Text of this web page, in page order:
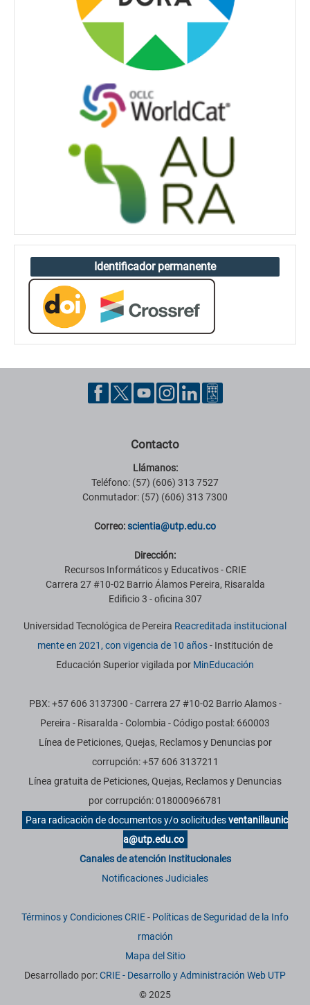
Identificador permanente
Contacto
Llámanos:
Teléfono: (57) (606) 313 7527
Conmutador: (57) (606) 313 7300
Correo:scientia@utp.edu.co
Dirección:
Recursos Informáticos y Educativos - CRIE
Carrera 27 #10-02 Barrio Álamos Pereira, Risaralda
Edificio 3 - oficina 307
Universidad Tecnológica de Pereira Reacreditada institucional
mente en 2021, con vigencia de 10 años- Institución de
Educación Superior vigilada por MinEducación
PBX: +57 606 3137300 - Carrera 27 #10-02 Barrio Alamos -
Pereira - Risaralda - Colombia - Código postal: 660003
Línea de Peticiones, Quejas, Reclamos y Denuncias por
corrupción: +57 606 3137211
Línea gratuita de Peticiones, Quejas, Reclamos y Denuncias
por corrupción: 018000966781
Para radicación de documentos y/o solicitudesventanillaunic
a@utp.edu.co
Canales de atención Institucionales
Notificaciones Judiciales
Términos y Condiciones CRIE- Políticas de Seguridad de la Info
rmación
Mapa del Sitio
Desarrollado por:CRIE - Desarrollo y Administración Web UTP
© 2025